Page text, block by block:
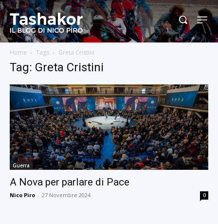
Home Tags Greta Cristini
Tag: Greta Cristini
Guerra
A Nova per parlare di Pace
Nico Piro - 27 Novembre 2024 0